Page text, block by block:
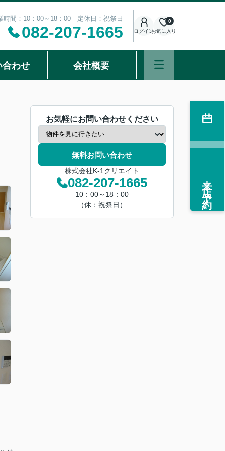
時間：10：00～18：00 定休日：祝祭日
082-207-1665 ログインお気に入り
0
合わせ 会社概要
お気軽にお問い合わせください
無料お問い合わせ
株式会社K-1クリエイト
082-207-1665
10：00～18：00
（休：祝祭日）
来店予約